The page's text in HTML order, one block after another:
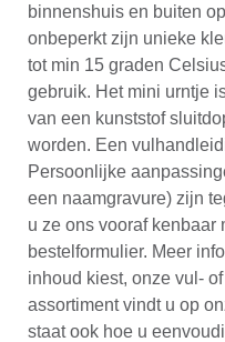
binnenshuis en buiten
onbeperkt zijn unieke
tot min 15 graden
gebruik. Het mini urntje
van een kunststof
worden. Een
Persoonlijke
een naamgravure) zijn
u ze ons vooraf kenbaar
bestelformulier. Meer
inhoud kiest, onze vul-
assortiment vindt u op
staat ook hoe u